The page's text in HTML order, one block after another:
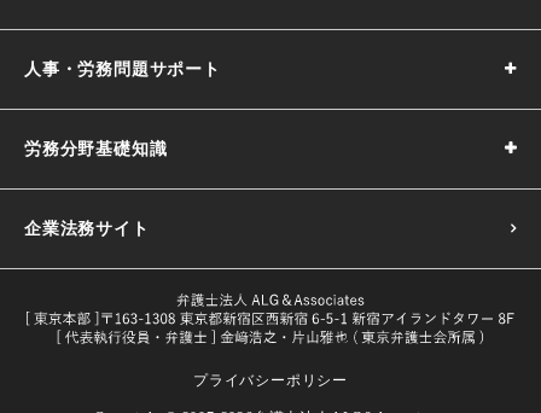
人事・労務問題サポート
労務分野基礎知識
採用基準の決め方｜5つのポイントや注意点などわかりやす
企業法務サイト
プライバシーポリシー